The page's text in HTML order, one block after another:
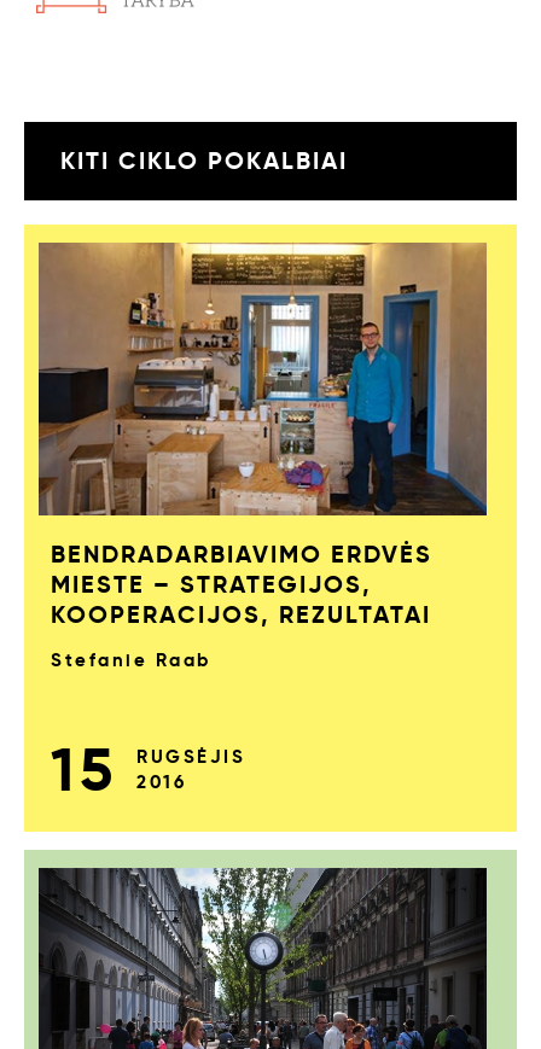
KITI CIKLO POKALBIAI
BENDRADARBIAVIMO ERDVĖS
MIESTE – STRATEGIJOS,
KOOPERACIJOS, REZULTATAI
Stefanie Raab
15
RUGSĖJIS
2016